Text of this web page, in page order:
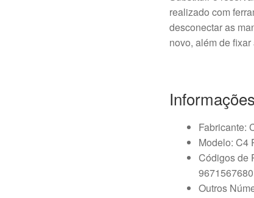
realizado com
desconectar as
novo, além de
Fabricante:
Modelo: C4
Códigos de
9671567680
Outros